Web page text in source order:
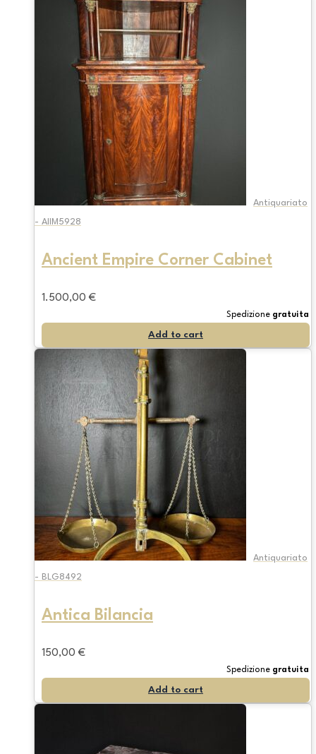
Antiquariato
- AIIM5928
Ancient Empire Corner Cabinet
1.500,00 €
Spedizione gratuita
Add to cart
Antiquariato
- BLG8492
Antica Bilancia
150,00 €
Spedizione gratuita
Add to cart